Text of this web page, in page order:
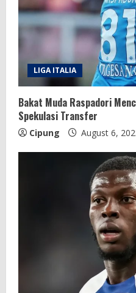
LIGA ITALIA
Bakat Muda Raspadori
Spekulasi Transfer
Cipung August 6,